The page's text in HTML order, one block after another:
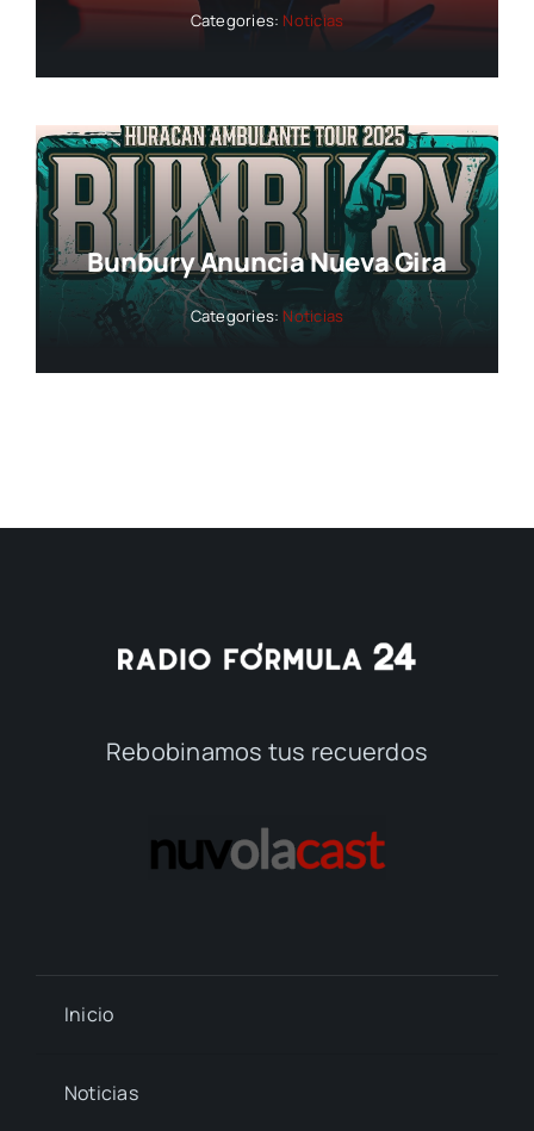
Categories: Noticias
Bunbury Anuncia Nueva Gira
Categories: Noticias
Rebobinamos tus recuerdos
Inicio
Noticias